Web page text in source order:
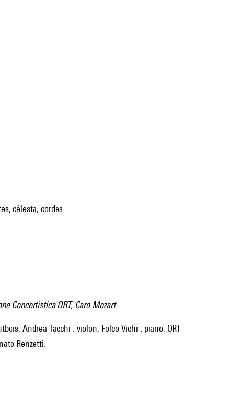
célesta, cordes
Concertistica ORT, Caro Mozart
Renzetti.